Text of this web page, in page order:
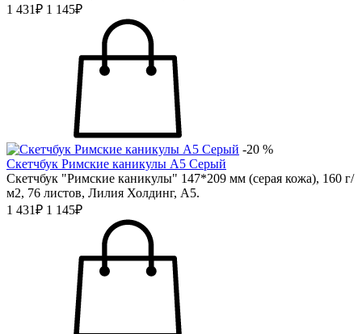
1 431₽ 1 145₽
-20 %
Скетчбук Римские каникулы А5 Серый
Скетчбук "Римские каникулы" 147*209 мм (серая кожа), 160 г/
м2, 76 листов, Лилия Холдинг, А5.
1 431₽ 1 145₽